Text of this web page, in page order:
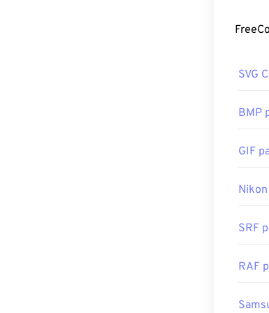
disso,
não
SVG
BMP
GIF
Nikon
SRF
RAF